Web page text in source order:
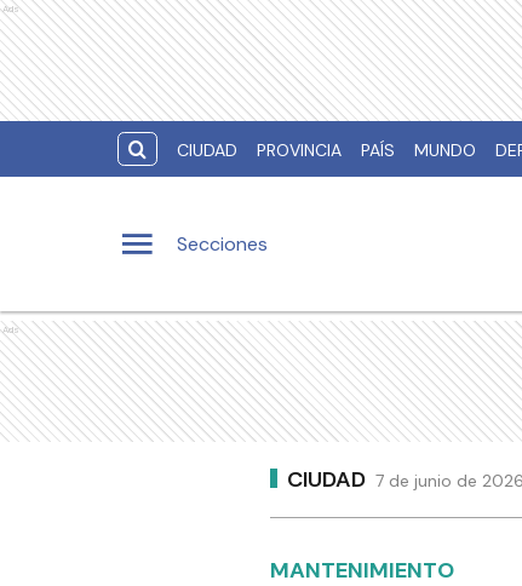
Ads
CIUDAD PROVINCIA PAÍS MUNDO
Secciones
Ads
CIUDAD 7 de junio de
MANTENIMIENTO